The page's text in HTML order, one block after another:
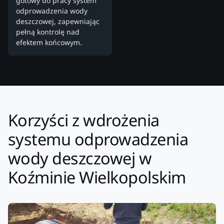
odprowadzenia wody
deszczowej, zapewniając
pełną kontrolę nad
efektem końcowym.
Korzyści z wdrożenia
systemu odprowadzenia
wody deszczowej w
Koźminie Wielkopolskim